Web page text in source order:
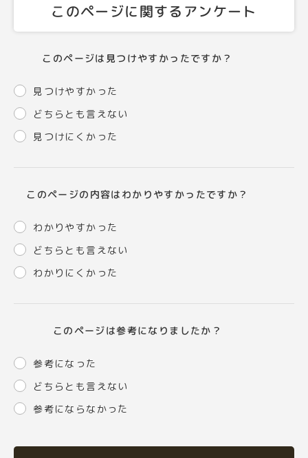
このページに関するアンケート
このページは見つけやすかったですか？
見つけやすかった
どちらとも言えない
見つけにくかった
このページの内容はわかりやすかったですか？
わかりやすかった
どちらとも言えない
わかりにくかった
このページは参考になりましたか？
参考になった
どちらとも言えない
参考にならなかった